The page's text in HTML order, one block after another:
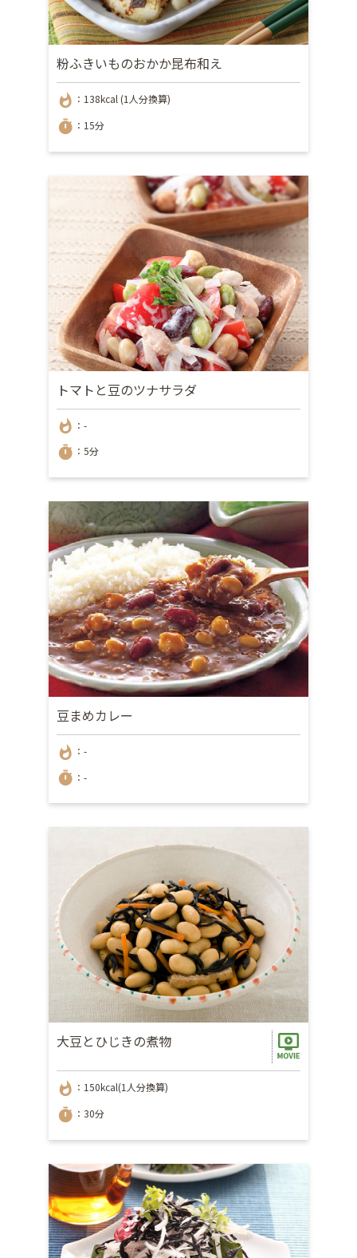
粉ふきいものおかか昆布和え
whatshot ：138kcal (1人分換算)
timer ：15分
トマトと豆のツナサラダ
whatshot ：-
timer ：5分
豆まめカレー
whatshot ：-
timer ：-
大豆とひじきの煮物
whatshot ：150kcal(1人分換算)
timer ：30分